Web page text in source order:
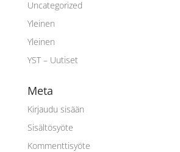
Uncategorized
Yleinen
Yleinen
YST – Uutiset
Meta
Kirjaudu sisään
Sisältösyöte
Kommenttisyöte